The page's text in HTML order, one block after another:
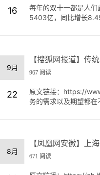
16
每年的双十一都是人
5403亿，同比增长
9月
22
【搜狐网报道】传
967 阅读
原文链接：https://
务的需求以及期望都
8月
【凤凰网安徽】上
671 阅读